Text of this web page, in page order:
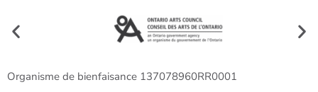
Organisme de bienfaisance 137078960RR0001